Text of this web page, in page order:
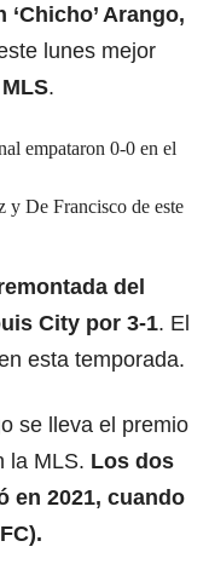
‘Chicho’ Arango,
lunes mejor
MLS.
empataron 0-0 en el
y De Francisco de este
del
City por 3-1. El
esta temporada.
se lleva el premio
la MLS. Los dos
en 2021, cuando